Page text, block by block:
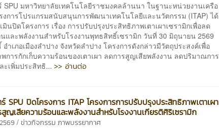
SPU มหาวิทยาลัยเทคโนโลยีราชมงคลล้านนา ในฐานะหน่วยงานเครือ
งการโปรแกรมสนับสนุนการพัฒนาเทคโนโลยีและนวัตกรรม (ITAP) ได้
นปิดโครงการ เรื่อง การปรับปรุงประสิทธิภาพเตาเผาเซรามิกเพื่อลด
และพลังงานสำหรับโรงงานพุทธสิทธิ์เซรามิก วันที่ 30 มิถุนายน 2569
ำเภอเมืองลำปาง จังหวัดลำปาง โครงการดังกล่าวมีวัตถุประสงค์เพื่อ
การกักเก็บความร้อนของเตาเผา ลดการสูญเสียพลังงาน ลดปริมาณการ
ะเพิ่มประสิทธิ...>> อ่านต่อ
SPU ปิดโครงการ ITAP โครงการการปรับปรุงประสิทธิภาพเตาเผา
ญเสียความร้อนและพลังงานสำหรับโรงงานเกียรติศิริเซรามิก
/ข่าวกิจกรรม ภาพบรรยากาศ